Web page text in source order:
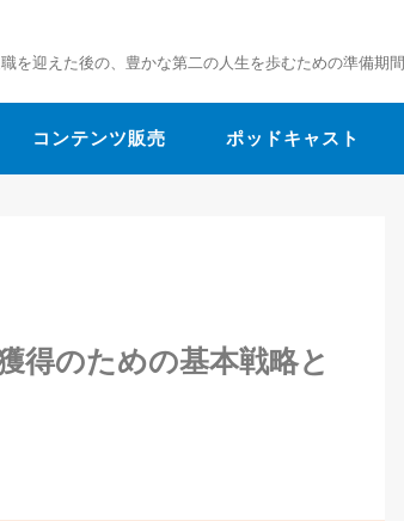
を迎えた後の、豊かな第二の人生を歩むための準備期間
コンテンツ販売 ポッドキャスト
得のための基本戦略と